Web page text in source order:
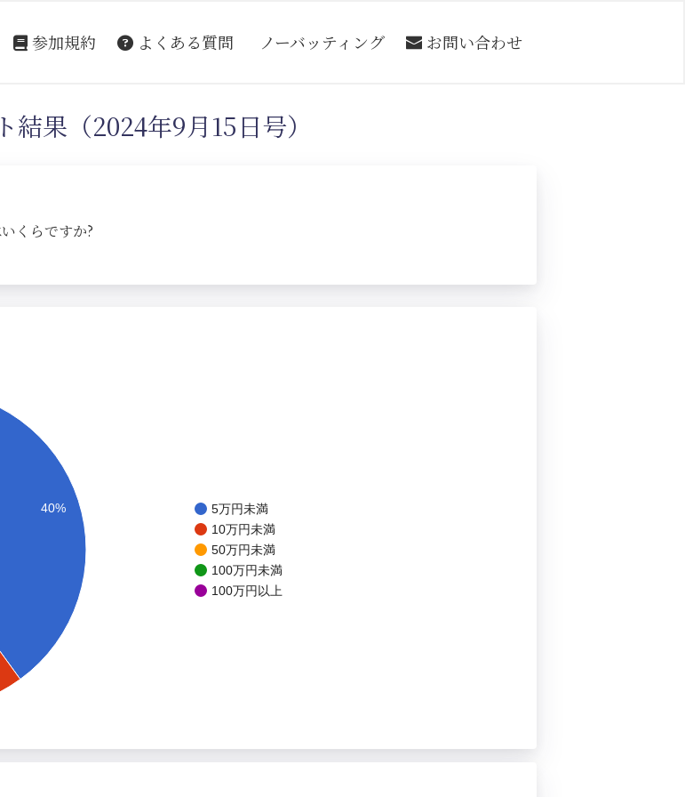
参加規約 よくある質問 ノーバッティング お問い合わせ
結果（2024年9月15日号）
くらですか?
5万円未満
10万円未満
50万円未満
100万円未満
100万円以上
40%